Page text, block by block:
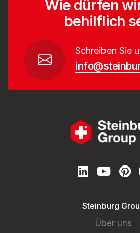
Wie dürfen
behilflich
Schreiben Sie
Steinburg
Über uns